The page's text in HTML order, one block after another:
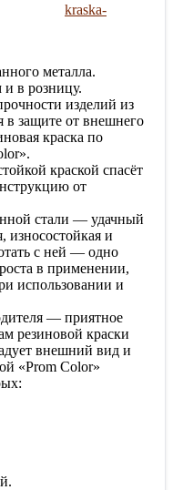
kraska-
металла.
и в розницу.
изделий из
защите от внешнего
краска по
краской спасёт
от
стали — удачный
износостойкая и
с ней — одно
в применении,
использовании и
— приятное
резиновой краски
внешний вид и
«Prom Color»